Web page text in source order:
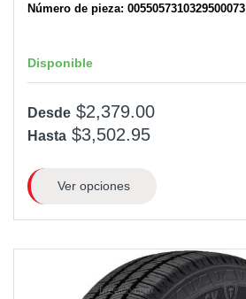
Número de pieza: 0055057310329500073
Disponible
Desde $2,379.00
Hasta $3,502.95
Ver opciones